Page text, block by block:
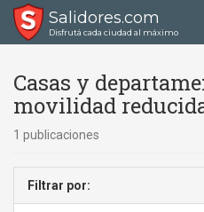
Salidores.com
Disfrutá cada ciudad al máximo
Casas y
movilidad
1 publicaciones
Filtrar por: